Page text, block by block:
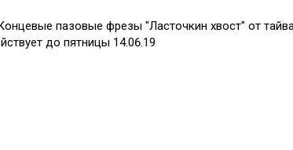
пазовые фрезы "Ласточкин хвост" от
до пятницы 14.06.19